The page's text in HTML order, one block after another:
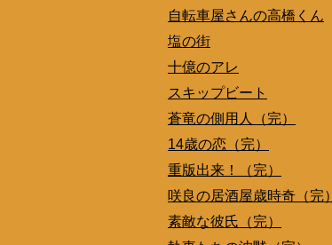
自転車屋さんの高橋くん
塩の街
十億のアレ
スキップビート
蒼竜の側用人（完）
14歳の恋（完）
重版出来！（完）
咲良の居酒屋歳時奇（完）
素敵な彼氏（完）